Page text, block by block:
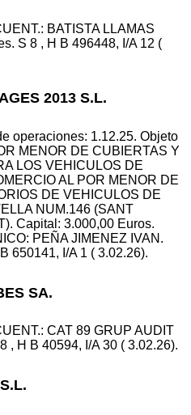
BATISTA LLAMAS
S 8 , H B 496448, I/A 12 (
2013 S.L.
operaciones: 1.12.25. Objeto
MENOR DE CUBIERTAS Y
LOS VEHICULOS DE
AL POR MENOR DE
DE VEHICULOS DE
NUM.146 (SANT
Capital: 3.000,00 Euros.
PEÑA JIMENEZ IVAN.
650141, I/A 1 ( 3.02.26).
SA.
CAT 89 GRUP AUDIT
, H B 40594, I/A 30 ( 3.02.26).